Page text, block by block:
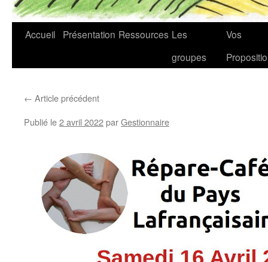
Accueil Présentation Ressources Les
groupes
Vos
← Article précédent
Publié le2 avril 2022parGestionnaire